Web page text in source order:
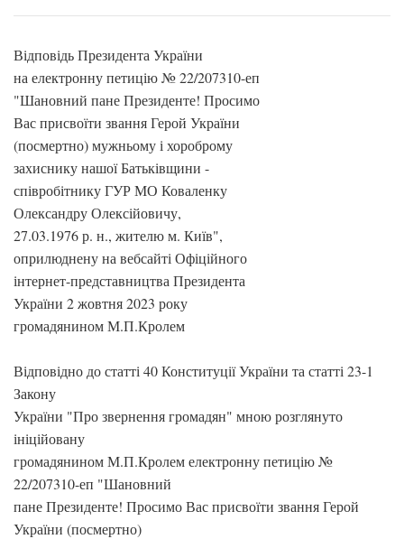
Відповідь Президента України
на електронну петицію № 22/207310-еп
"Шановний пане Президенте! Просимо
Вас присвоїти звання Герой України
(посмертно) мужньому і хороброму
захиснику нашої Батьківщини -
співробітнику ГУР МО Коваленку
Олександру Олексійовичу,
27.03.1976 р. н., жителю м. Київ",
оприлюднену на вебсайті Офіційного
інтернет-представництва Президента
України 2 жовтня 2023 року
громадянином М.П.Кролем
Відповідно до статті 40 Конституції України та статті 23-1
Закону
України "Про звернення громадян" мною розглянуто
ініційовану
громадянином М.П.Кролем електронну петицію №
22/207310-еп "Шановний
пане Президенте! Просимо Вас присвоїти звання Герой
України (посмертно)